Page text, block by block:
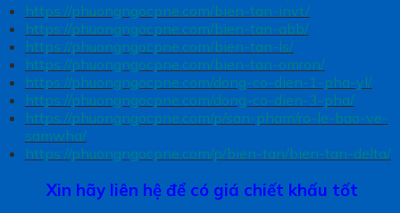
https://phuongngocpne.com/bien-tan-invt/
https://phuongngocpne.com/bien-tan-abb/
https://phuongngocpne.com/bien-tan-ls/
https://phuongngocpne.com/bien-tan-omron/
https://phuongngocpne.com/dong-co-dien-1-pha-yl/
https://phuongngocpne.com/dong-co-dien-3-pha/
https://phuongngocpne.com/p/san-pham/ro-le-bao-ve-
samwha/
https://phuongngocpne.com/p/bien-tan/bien-tan-delta/
Xin hãy liên hệ để có giá chiết khấu tốt